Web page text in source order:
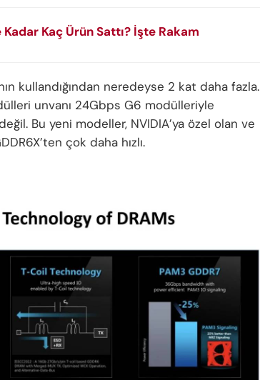
Kaç Ürün Sattı? İşte Rakam
kullandığından neredeyse 2 kat daha fazla.
unvanı 24Gbps G6 modülleriyle
Bu yeni modeller, NVIDIA’ya özel olan ve
çok daha hızlı.